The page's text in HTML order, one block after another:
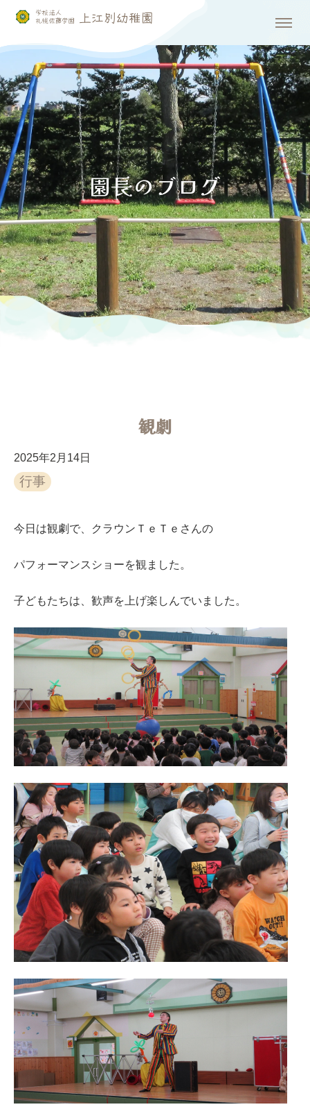
観劇
2025年2月14日
行事
今日は観劇で、クラウンＴｅＴｅさんの
パフォーマンスショーを観ました。
子どもたちは、歓声を上げ楽しんでいました。